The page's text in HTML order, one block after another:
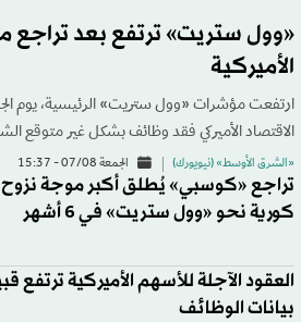
«وول ستريت» ترتفع بعد تراجع
الأميركية
ارتفعت مؤشرات «وول ستريت» الرئيسية، يوم
الاقتصاد الأميركي فقد وظائف بشكل غير متوقع
«الشرق الأوسط» (نيويورك) الجمعة 07/08 - 15:37
تراجع «كوسبي» يُطلق أكبر موجة نزوح
كورية نحو «وول ستريت» في 6 أشهر
العقود الآجلة للأسهم الأميركية ترتفع
بيانات الوظائف